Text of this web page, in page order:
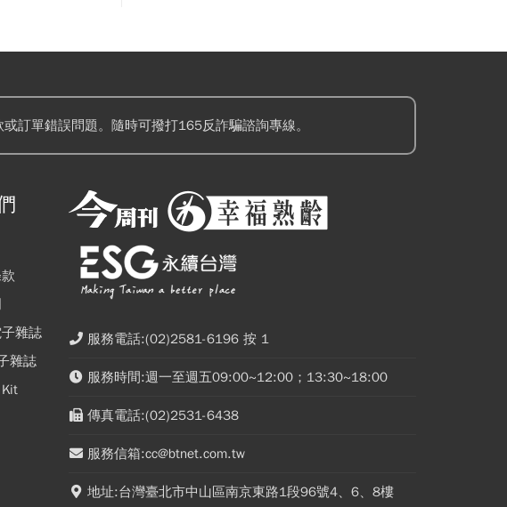
訂單錯誤問題。隨時可撥打165反詐騙諮詢專線。
雜誌
雜誌
服務電話:(02)2581-6196 按 1
服務時間:週一至週五09:00~12:00；13:30~18:00
傳真電話:(02)2531-6438
服務信箱:cc@btnet.com.tw
地址:台灣臺北市中山區南京東路1段96號4、6、8樓